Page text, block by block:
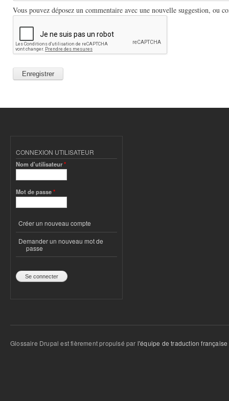
Vous pouvez déposez un commentaire avec une nouvelle suggestion, ou
CONNEXION UTILISATEUR
Nom d'utilisateur*
Mot de passe*
Créer un nouveau compte
Demander un nouveau mot de
passe
Glossaire Drupal est fièrement propulsé par l'équipe de traduction française